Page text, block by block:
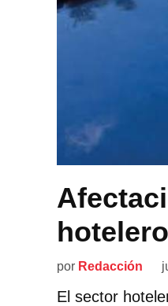
por Redacción
El sector